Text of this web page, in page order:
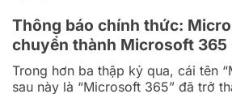
Thông báo chính thức:
chuyển thành Microsoft 365
Trong hơn ba thập kỷ qua, cái tên
sau này là “Microsoft 365” đã trở